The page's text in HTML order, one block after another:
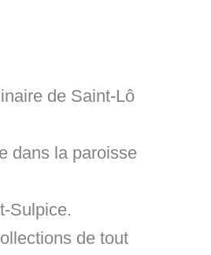
de Saint-Lô
dans la paroisse
Sulpice.
de tout